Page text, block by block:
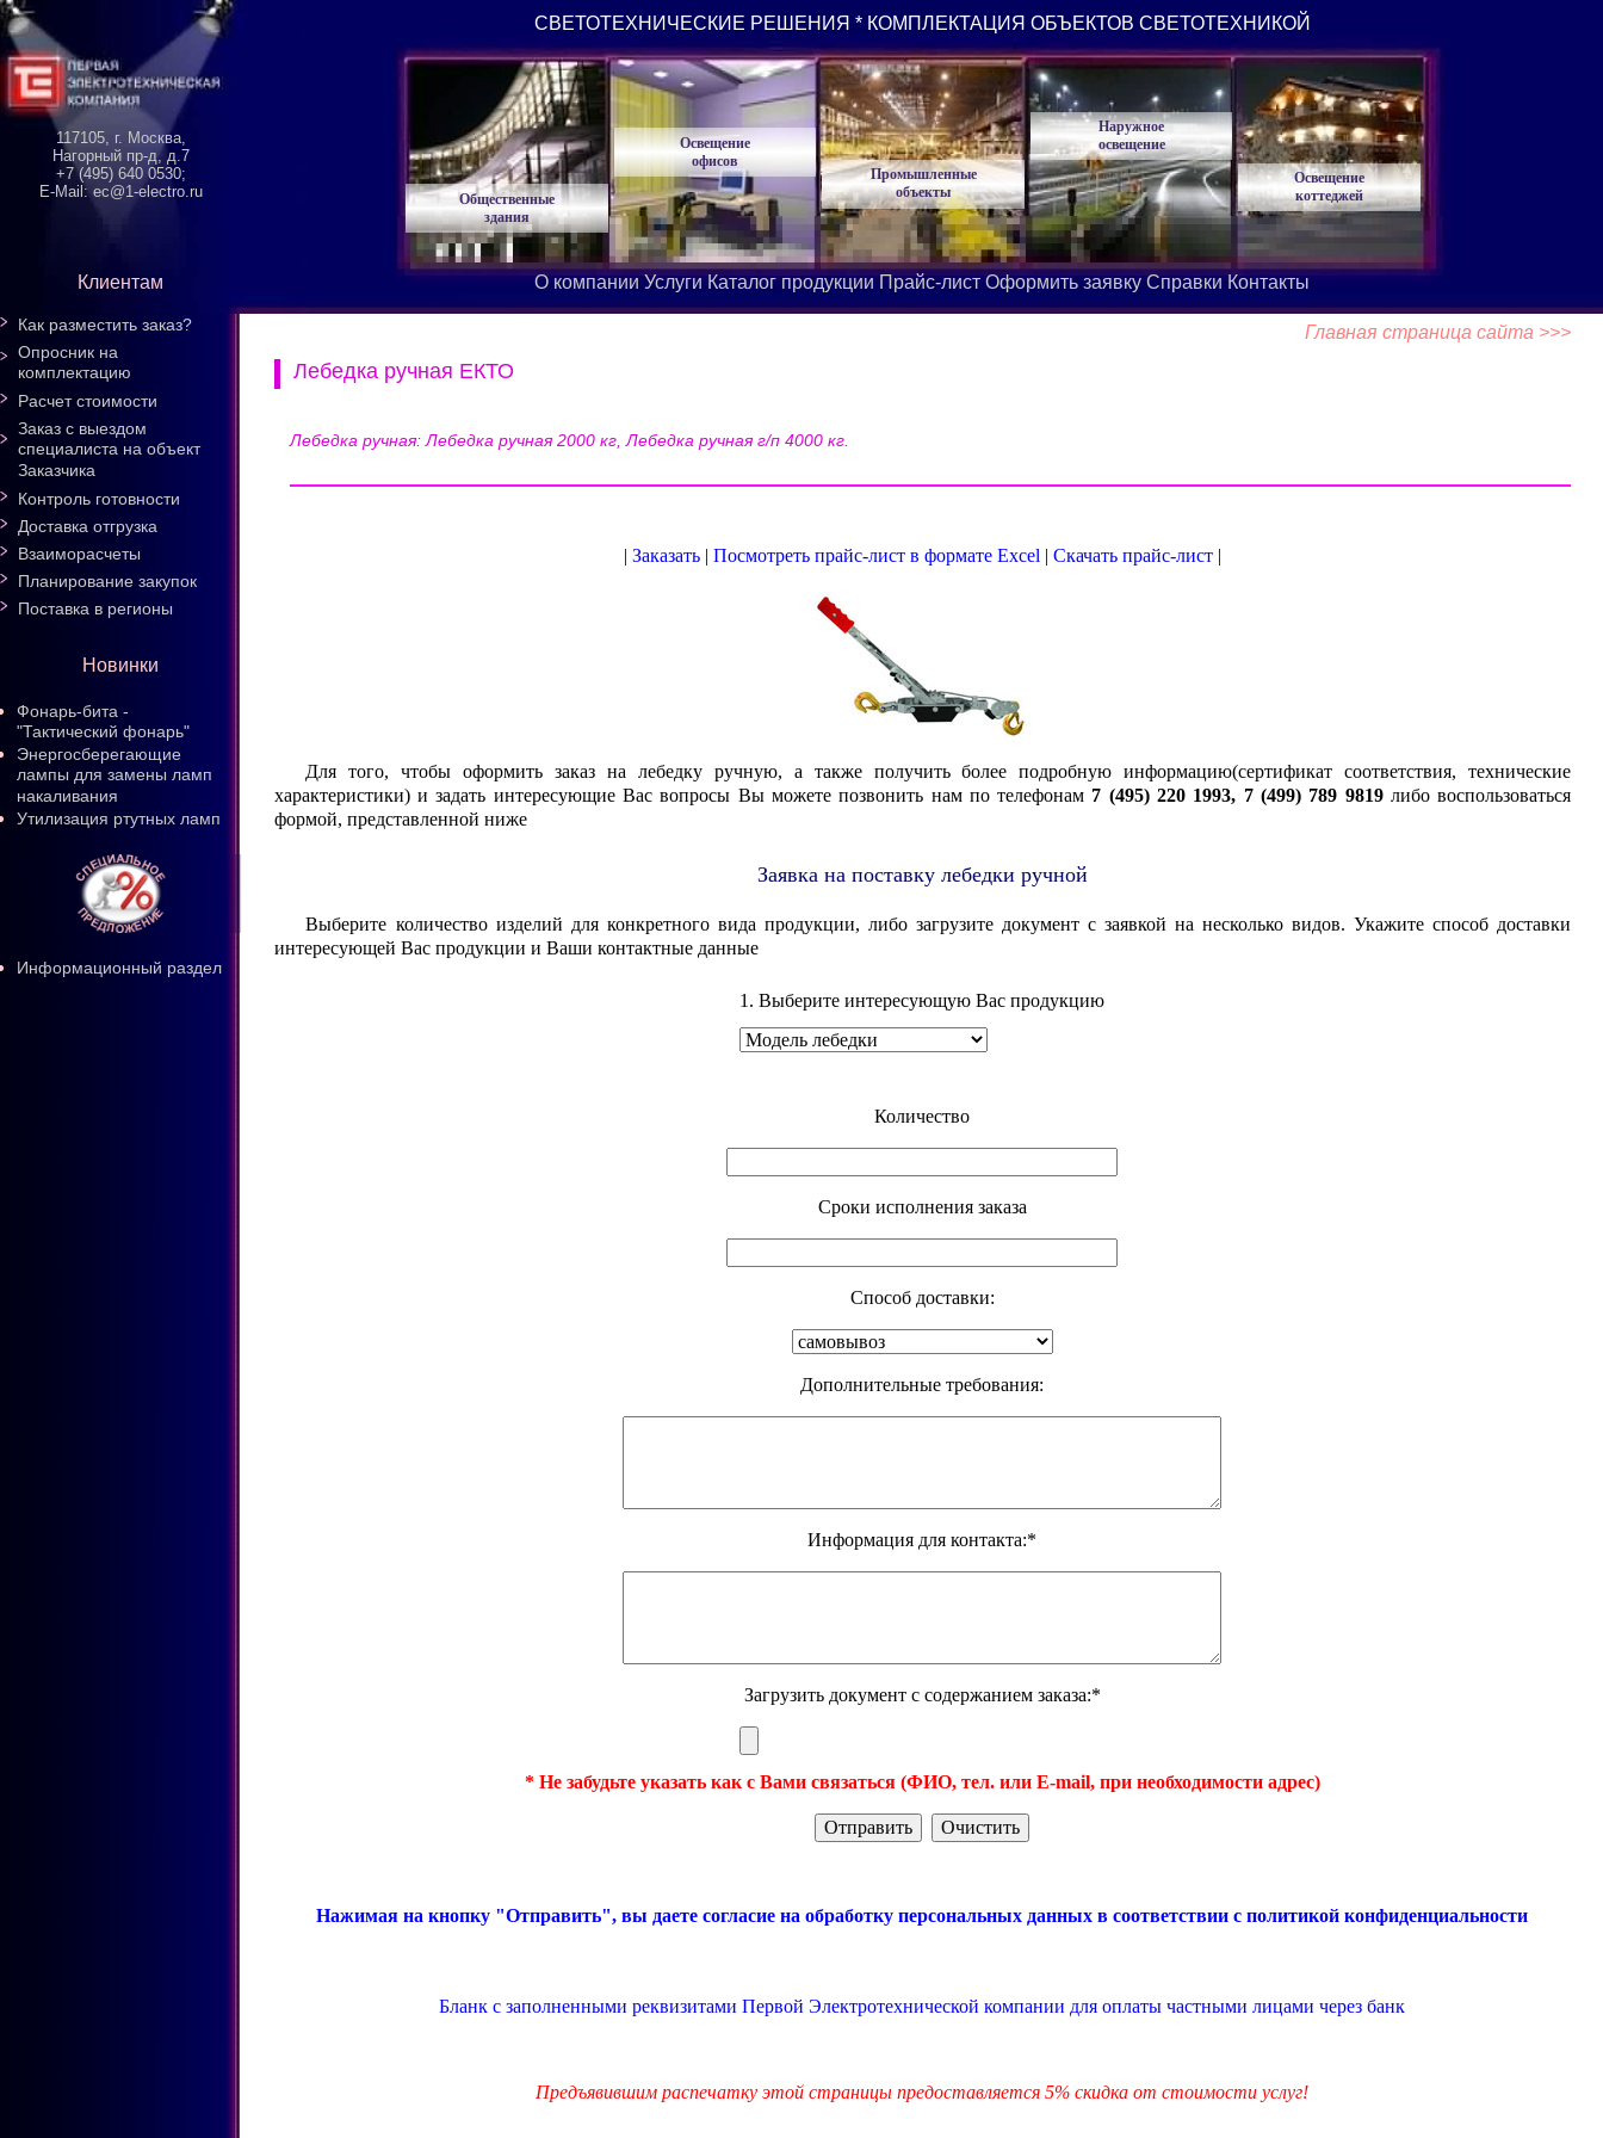
Главная страница сайта >>>
Лебедка ручная ЕКТО
Лебедка ручная: Лебедка ручная 2000 кг, Лебедка ручная г/п 4000 кг.
| Заказать| Посмотреть прайс-лист в формате Excel | Скачать прайс-лист|
Для того, чтобы оформить заказ на лебедку ручную, а также получить более подробную информацию(сертификат соответствия, технические
характеристики) и задать интересующие Вас вопросы Вы можете позвонить нам по телефонам 7 (495) 220 1993, 7 (499) 789 9819 либо воспользоваться
формой, представленной ниже
Заявка на поставку лебедки ручной
Выберите количество изделий для конкретного вида продукции, либо загрузите документ с заявкой на несколько видов. Укажите способ доставки
интересующей Вас продукции и Ваши контактные данные
1. Выберите интересующую Вас продукцию
Количество
Cроки исполнения заказа
Способ доставки:
Дополнительные требования:
Информация для контакта:*
Загрузить документ с содержанием заказа:*
* Не забудьте указать как с Вами связаться (ФИО, тел. или E-mail, при необходимости адрес)
Нажимая на кнопку "Отправить", вы даете согласие на обработку персональных данных в соответствии сполитикой конфиденциальности
Бланк с заполненными реквизитами Первой Электротехнической компании для оплаты частными лицами через банк
Предъявившим распечатку этой страницы предоставляется 5% скидка от стоимости услуг!
Как разместить заказ?
Опросник на
комплектацию
Расчет стоимости
Заказ с выездом
специалиста на объект
Заказчика
Контроль готовности
Доставка отгрузка
Взаиморасчеты
Планирование закупок
Поставка в регионы
Новинки
Фонарь-бита -
"Тактический фонарь"
Энергосберегающие
лампы для замены ламп
накаливания
Утилизация ртутных ламп
Информационный раздел
117105, г. Москва,
Нагорный пр-д, д.7
+7 (495) 640 0530;
E-Mail: ec@1-electro.ru
Клиентам
СВЕТОТЕХНИЧЕСКИЕ РЕШЕНИЯ * КОМПЛЕКТАЦИЯ ОБЪЕКТОВ СВЕТОТЕХНИКОЙ
Общественные
здания
Освещение
офисов
Промышленные
объекты
Наружное
освещение
Освещение
коттеджей
О компании Услуги Каталог продукции Прайс-лист Оформить заявку Справки Контакты